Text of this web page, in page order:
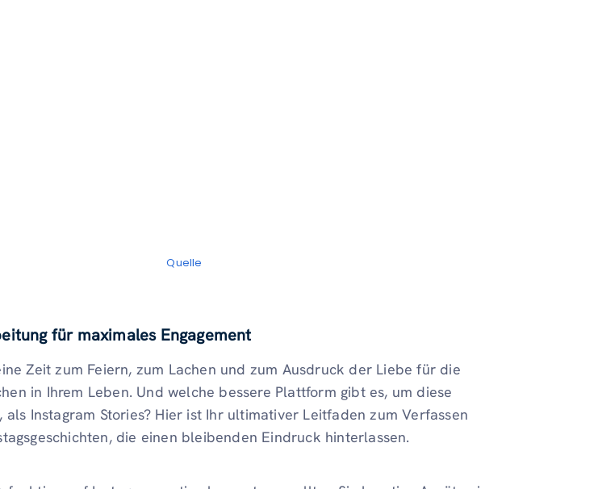
Quelle
für maximales Engagement
Zeit zum Feiern, zum Lachen und zum Ausdruck der Liebe für die
in Ihrem Leben. Und welche bessere Plattform gibt es, um diese
als Instagram Stories? Hier ist Ihr ultimativer Leitfaden zum Verfassen
die einen bleibenden Eindruck hinterlassen.